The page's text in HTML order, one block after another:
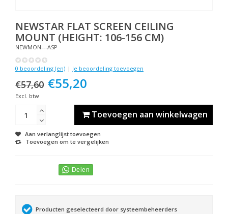
NEWSTAR FLAT SCREEN CEILING
MOUNT (HEIGHT: 106-156 CM)
NEWMON---ASP
0 beoordeling (en) | Je beoordeling toevoegen
€57,60 €55,20
Excl. btw
Toevoegen aan winkelwagen
Aan verlanglijst toevoegen
Toevoegen om te vergelijken
Producten geselecteerd door systeembeheerders